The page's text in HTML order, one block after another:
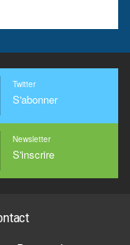
Twitter
S'abonner
Newsletter
S'inscrire